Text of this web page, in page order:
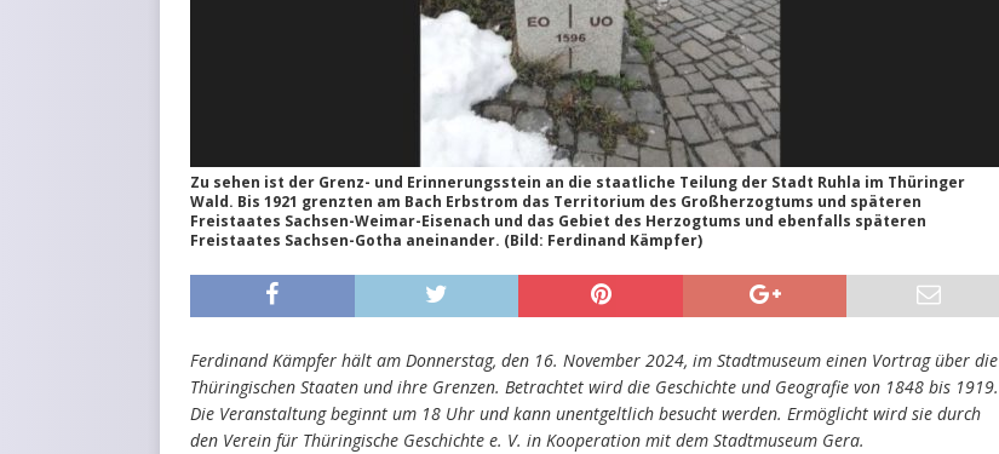
Zu sehen ist der Grenz- und Erinnerungsstein an die staatliche Teilung der Stadt Ruhla im Thüringer
Wald. Bis 1921 grenzten am Bach Erbstrom das Territorium des Großherzogtums und späteren
Freistaates Sachsen-Weimar-Eisenach und das Gebiet des Herzogtums und ebenfalls späteren
Freistaates Sachsen-Gotha aneinander. (Bild: Ferdinand Kämpfer)
Ferdinand Kämpfer hält am Donnerstag, den 16. November 2024, im Stadtmuseum einen Vortrag über die
Thüringischen Staaten und ihre Grenzen. Betrachtet wird die Geschichte und Geografie von 1848 bis 1919.
Die Veranstaltung beginnt um 18 Uhr und kann unentgeltlich besucht werden. Ermöglicht wird sie durch
den Verein für Thüringische Geschichte e. V. in Kooperation mit dem Stadtmuseum Gera.